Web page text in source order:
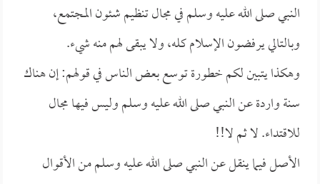
النبي صلى الله عليه وسلم في مجال تنظيم شئون المجتمع،
وبالتالي يرفضون الإسلام كله، ولا يبقى لهم منه شيء.
وهكذا يتبين لكم خطورة توسع بعض الناس في قولهم: إن هناك
سنة واردة عن النبي صلى الله عليه وسلم وليس فيها مجال
للاقتداء. لا ثم لا!!
الأصل فيما ينقل عن النبي صلى الله عليه وسلم من الأقوال